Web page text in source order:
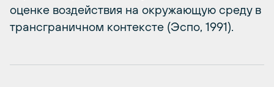
оценке воздействия на окружающую среду в
трансграничном контексте (Эспо, 1991).